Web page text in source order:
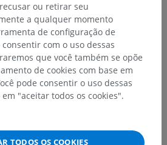
ou retirar seu
a qualquer momento
de configuração de
consentir com o uso dessas
que você também se opõe
de cookies com base em
pode consentir o uso dessas
"aceitar todos os cookies".
TODOS OS COOKIES